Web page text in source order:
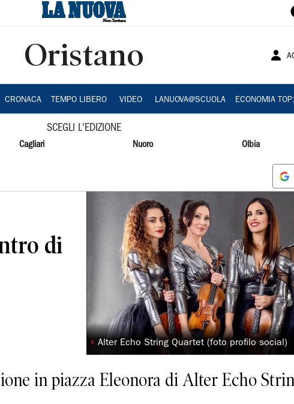
Oristano
CRONACA TEMPO LIBERO VIDEO LANUOVA@SCUOLA ECONOMIA
SCEGLI L'EDIZIONE
Cagliari Nuoro Olbia
di
◗ Alter Echo String Quartet (foto profilo social)
in piazza Eleonora di Alter Echo